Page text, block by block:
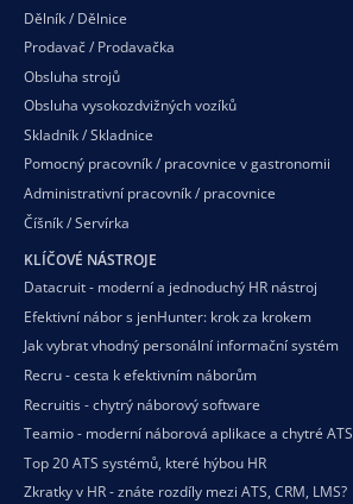
Dělník / Dělnice
Prodavač / Prodavačka
Obsluha strojů
Obsluha vysokozdvižných vozíků
Skladník / Skladnice
Pomocný pracovník / pracovnice v gastronomii
Administrativní pracovník / pracovnice
Číšník / Servírka
KLÍČOVÉ NÁSTROJE
Datacruit - moderní a jednoduchý HR nástroj
Efektivní nábor s jenHunter: krok za krokem
Jak vybrat vhodný personální informační systém
Recru - cesta k efektivním náborům
Recruitis - chytrý náborový software
Teamio - moderní náborová aplikace a chytré ATS
Top 20 ATS systémů, které hýbou HR
Zkratky v HR - znáte rozdíly mezi ATS, CRM, LMS?